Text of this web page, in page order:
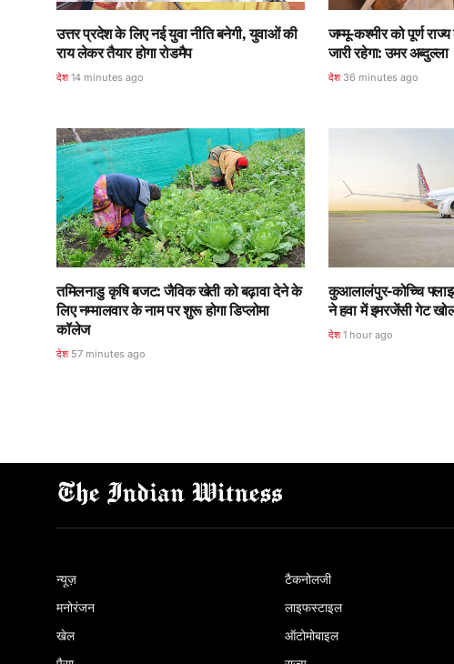
उत्तर प्रदेश के लिए नई युवा नीति बनेगी, युवाओं की
राय लेकर तैयार होगा रोडमैप
देश 14 minutes ago
जम्मू-कश्मीर को पूर्ण
जारी रहेगा: उमर अब्दुल्ला
देश 36 minutes ago
तमिलनाडु कृषि बजट: जैविक खेती को बढ़ावा देने के
लिए नम्मालवार के नाम पर शुरू होगा डिप्लोमा
कॉलेज
देश 57 minutes ago
कुआलालंपुर-कोच्चि
ने हवा में इमरजेंसी गेट
देश 1 hour ago
न्यूज़
मनोरंजन
खेल
टैकनोलजी
लाइफस्टाइल
ऑटोमोबाइल